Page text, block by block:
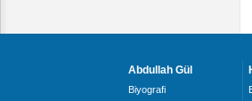
Abdullah Gül
Biyografi